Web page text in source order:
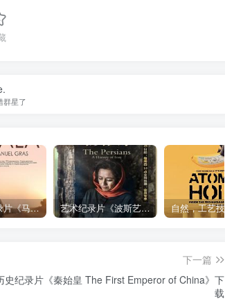
群星了
社会生活纪录片《马加拉 Makala》下载 艺术纪录片《波斯艺术 Art of Persia》下载
下一篇
史纪录片《秦始皇 The First Emperor of China》下
载